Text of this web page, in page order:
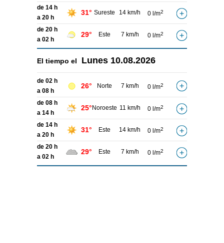
de 14 h
a 20 h
31° Sureste 14 km/h 0 l/m2
de 20 h
a 02 h
29° Este 7 km/h 0 l/m2
El tiempo el Lunes 10.08.2026
de 02 h
a 08 h
26° Norte 7 km/h 0 l/m2
de 08 h
a 14 h
25° Noroeste 11 km/h 0 l/m2
de 14 h
a 20 h
31° Este 14 km/h 0 l/m2
de 20 h
a 02 h
29° Este 7 km/h 0 l/m2